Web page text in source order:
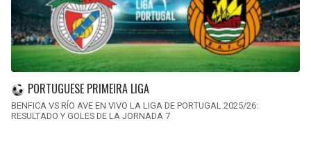
PORTUGUESE PRIMEIRA LIGA
BENFICA VS RÍO AVE EN VIVO LA LIGA DE PORTUGAL 2025/26:
RESULTADO Y GOLES DE LA JORNADA 7